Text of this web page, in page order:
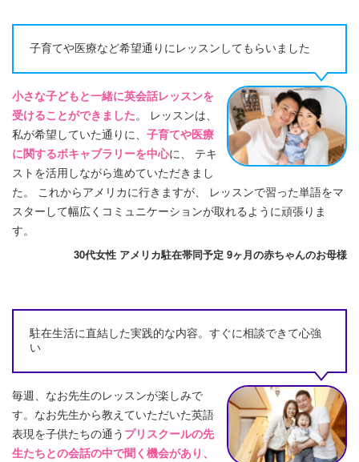
子育てや医療など希望通りにレッスンしてもらいました
小さな子どもと一緒に英会話レッスンを
受けることができました。 レッスンは、
私が希望していた通りに、 子育てや医療
に関するボキャブラリーを中心に、 テキ
ストを活用しながら進めていただきまし
た。 これからアメリカに行きますが、 レッスンで習った単語をマ
スターして幅広くコミュニケーションが取れるように頑張りま
す。
30代女性 アメリカ駐在帯同予定 9ヶ月の赤ちゃんのお母様
駐在生活に直結した実践的な内容。すぐに相談できて心強
い
毎週、なお先生のレッスンが楽しみで
す。なお先生から教えていただいた英語
表現を子供たちの通う プリスクールの先
生たちとの会話の中で聞く機会があり、